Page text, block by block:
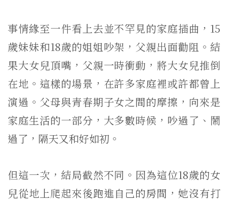
事情緣至一件看上去並不罕見的家庭插曲，15
歲妹妹和18歲的姐姐吵架，父親出面勸阻。結
果大女兒頂嘴，父親一時衝動，將大女兒推倒
在地。這樣的場景，在許多家庭裡或許都曾上
演過。父母與青春期子女之間的摩擦，向來是
家庭生活的一部分，大多數時候，吵過了、鬧
過了，隔天又和好如初。
但這一次，結局截然不同。因為這位18歲的女
兒從地上爬起來後跑進自己的房間，她沒有打